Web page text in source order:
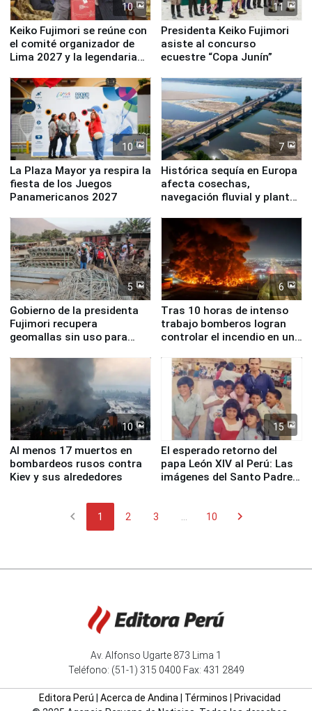
10
Keiko Fujimori se reúne con
el comité organizador de
Lima 2027 y la legendaria
11
Presidenta Keiko Fujimori
asiste al concurso
ecuestre “Copa Junín”
10
La Plaza Mayor ya respira la
fiesta de los Juegos
Panamericanos 2027
7
Histórica sequía en Europa
afecta cosechas,
navegación fluvial y plantas
5
Gobierno de la presidenta
Fujimori recupera
geomallas sin uso para
Fenómeno El Niño
6
Tras 10 horas de intenso
trabajo bomberos logran
controlar el incendio en una
de Chile
10
Al menos 17 muertos en
bombardeos rusos contra
Kiev y sus alrededores
15
El esperado retorno del
papa León XIV al Perú: Las
imágenes del Santo Padre
chevron_left 1 2 3 10 chevron_right
Av. Alfonso Ugarte 873 Lima 1
Teléfono: (51-1) 315 0400 Fax: 431 2849
Editora Perú Acerca de Andina| Términos
Privacidad